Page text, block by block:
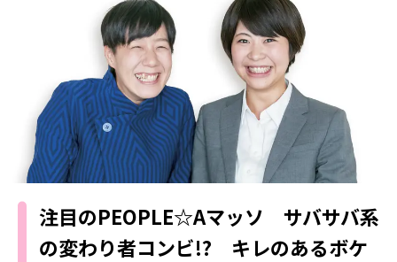
ファッションニュース
モデル私服
着痩せ
BEAUTY
ビューティニュース
トレンドメイク
ベストコスメ
ヘアアレンジ・ヘアケア
スキンケア
ボディケア
SCHOOL
スクールニュース
制服コーデ
学校ヘアメイク
勉強・受験・進路
ENTERTAINMENT
エンタメニュース
なにわ男子
K-POP
LIFESTYLE
ライフスタイルニュース
JKランキング・アワード
モデルの購入品
おでかけ
JK TREND
MODELS
MODEL'S BLOG
注目のPEOPLE☆Aマッソ サバサバ系
の変わり者コンビ!? キレのあるボケ